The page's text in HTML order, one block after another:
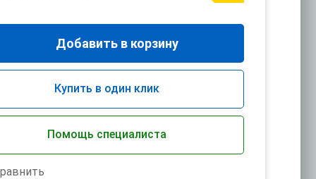
Добавить в корзину
Купить в один клик
Помощь специалиста